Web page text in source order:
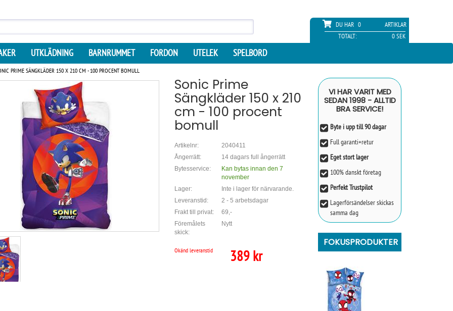
DU HAR 0
ARTIKLAR
TOTALT:
0 SEK
UTKLÄDNING BARNRUMMET FORDON UTELEK SPELBORD
PRIME SÄNGKLÄDER 150 X 210 CM - 100 PROCENT BOMULL
Sonic Prime
Sängkläder 150 x 210
cm - 100 procent
bomull
Artikelnr:
2040411
Ångerrätt:
14 dagars full ångerrätt
Bytesservice:
Kan bytas innan den 7
november
Lager:
Inte i lager för närvarande.
Leveranstid:
2 - 5 arbetsdagar
Frakt till privat:
69,-
Föremålets
skick:
Nytt
Okänd leveranstid 389 kr
VI HAR VARIT MED
SEDAN 1998 - ALLTID
BRA SERVICE!
Byte i upp till 90 dagar
Full garanti+retur
Eget stort lager
100% danskt företag
Perfekt Trustpilot
Lagerförsändelser skickas
samma dag
FOKUSPRODUKTER